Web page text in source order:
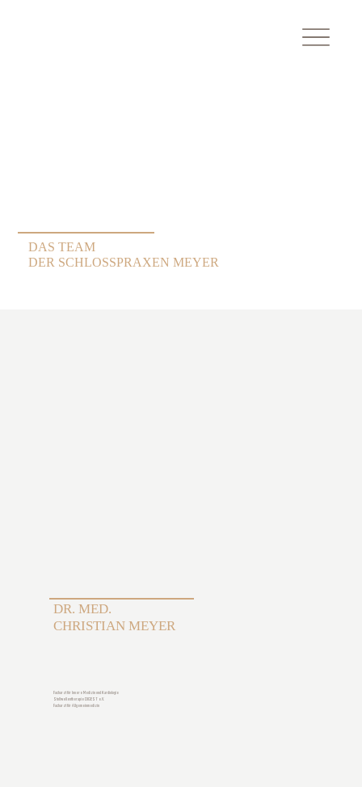
DAS TEAM
DER SCHLOSSPRAXEN MEYER
Facharzt für Innere Medizin und Kardiologie
Stoßwellentherapie DIGEST e.V.
Facharzt für Allgemeinmedizin
DR. MED.
CHRISTIAN MEYER